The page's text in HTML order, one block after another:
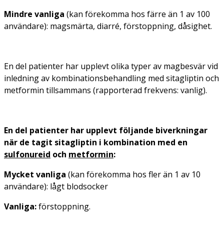
Mindre vanliga (kan förekomma hos färre än 1 av 100
användare): magsmärta, diarré, förstoppning, dåsighet.
En del patienter har upplevt olika typer av magbesvär vid
inledning av kombinationsbehandling med sitagliptin och
metformin tillsammans (rapporterad frekvens: vanlig).
En del patienter har upplevt följande biverkningar
när de tagit sitagliptin i kombination med en
sulfonureid och metformin:
Mycket vanliga (kan förekomma hos fler än 1 av 10
användare): lågt blodsocker
Vanliga:förstoppning.